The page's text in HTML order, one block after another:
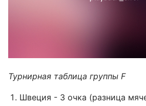
Турнирная таблица группы F
Швеция - 3 очка (разница